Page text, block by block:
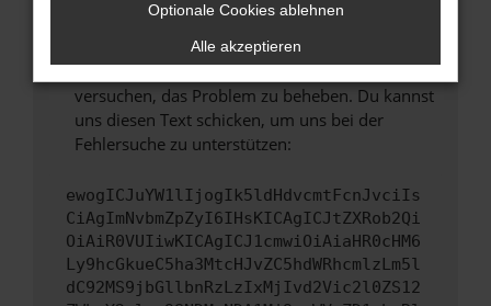
Wende dich an den Webseitenbetreiber.
Wenn du alle oben genannten Schritte versucht
hast, kontaktiere uns bitte. Wir werden
versuchen, das Problem zu beheben. Du kannst
uns diesen Text schicken, um uns bei der
Fehlersuche zu unterstützen:
ewogICJuYW1lIjogIk5ldHdvcmtFcnJvciIs
CiAgImNvbmZpZyI6IHsKICAgICJtZXRob2Qi
OiAiR0VUIiwKICAgICJ1cmwiOiAiaHR0cHM6
Ly9hcGkueC5ha3MtcHJvZC5hdWRhcmlzLm5l
dC92MS9jbGllbnRzLzIxMjIvd2Vic2l0ZS12
Optionale Cookies ablehnen
Alle akzeptieren